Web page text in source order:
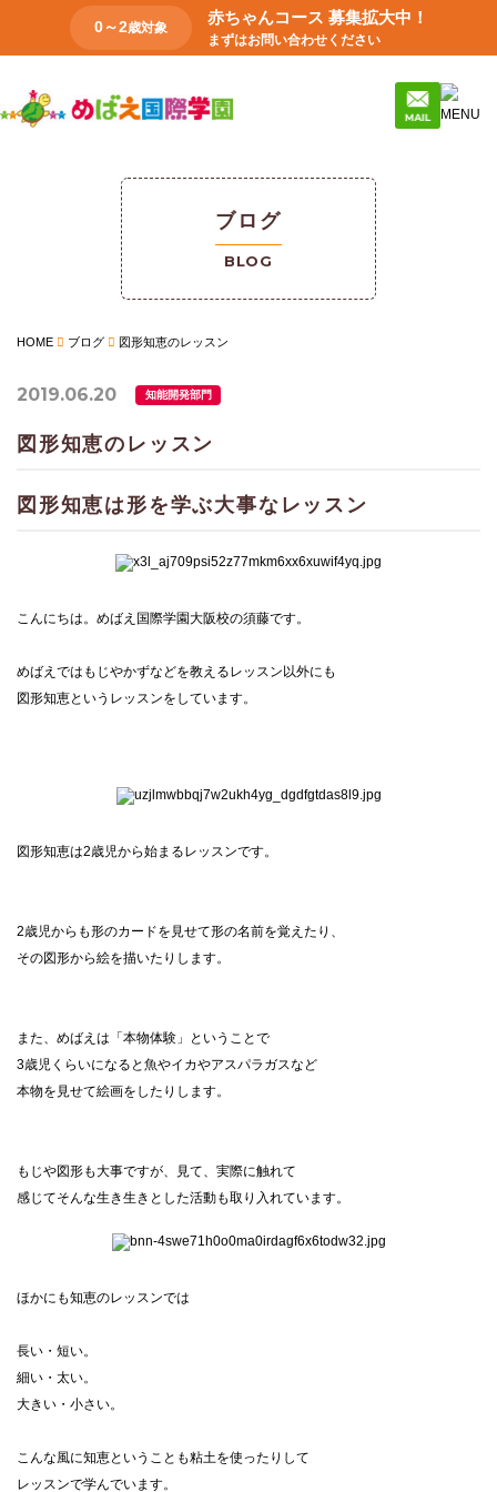
0～2歳対象
赤ちゃんコース 募集拡大中！
まずはお問い合わせください
ブログ
BLOG
HOME ブログ 図形知恵のレッスン
2019.06.20 知能開発部門
図形知恵のレッスン
図形知恵は形を学ぶ大事なレッスン
こんにちは。めばえ国際学園大阪校の須藤です。
めばえではもじやかずなどを教えるレッスン以外にも
図形知恵というレッスンをしています。
図形知恵は2歳児から始まるレッスンです。
2歳児からも形のカードを見せて形の名前を覚えたり、
その図形から絵を描いたりします。
また、めばえは「本物体験」ということで
3歳児くらいになると魚やイカやアスパラガスなど
本物を見せて絵画をしたりします。
もじや図形も大事ですが、見て、実際に触れて
感じてそんな生き生きとした活動も取り入れています。
ほかにも知恵のレッスンでは
長い・短い。
細い・太い。
大きい・小さい。
こんな風に知恵ということも粘土を使ったりして
レッスンで学んでいます。